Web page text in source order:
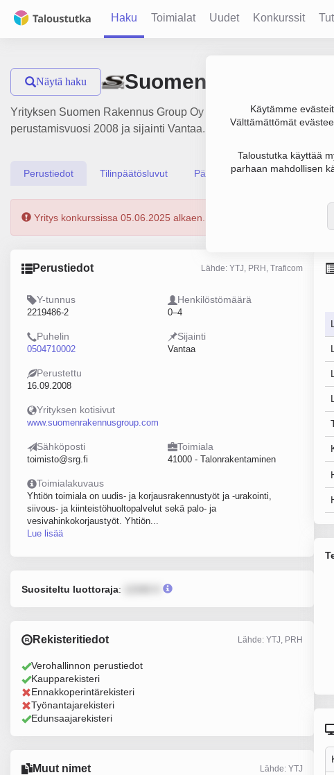
Haku Toimialat Uudet Konkurssit
Käytämme
Välttämättömät
Taloustutka käyttää
parhaan mahdollisen
Näytä haku Suomen Rakennus
Yrityksen Suomen Rakennus Group Oy liikevaihto on 694 000 €,
perustamisvuosi 2008 ja sijainti Vantaa. Yrityksen yhtiömuoto
Perustiedot Tilinpäätösluvut Päättäjätiedot
Yritys konkurssissa 05.06.2025 alkaen.
Perustiedot Lähde: YTJ, PRH, Traficom
Y-tunnus
2219486-2
Henkilöstömäärä
0–4
Puhelin
0504710002
Sijainti
Vantaa
Perustettu
16.09.2008
Yrityksen kotisivut
www.suomenrakennusgroup.com
Sähköposti
toimisto@srg.fi
Toimiala
41000 - Talonrakentaminen
Toimialakuvaus
Yhtiön toimiala on uudis- ja korjausrakennustyöt ja -urakointi,
siivous- ja kiinteistöhuoltopalvelut sekä palo- ja
vesivahinkokorjaustyöt. Yhtiön...
Lue lisää
Suositeltu luottoraja:
Rekisteritiedot Lähde: YTJ, PRH
Verohallinnon perustiedot
Kaupparekisteri
Ennakkoperintärekisteri
Työnantajarekisteri
Edunsaajarekisteri
Muut nimet Lähde: YTJ